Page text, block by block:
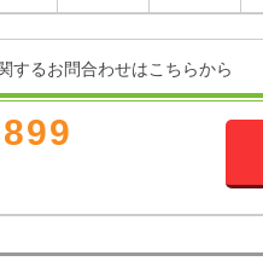
するお問合わせはこちらから